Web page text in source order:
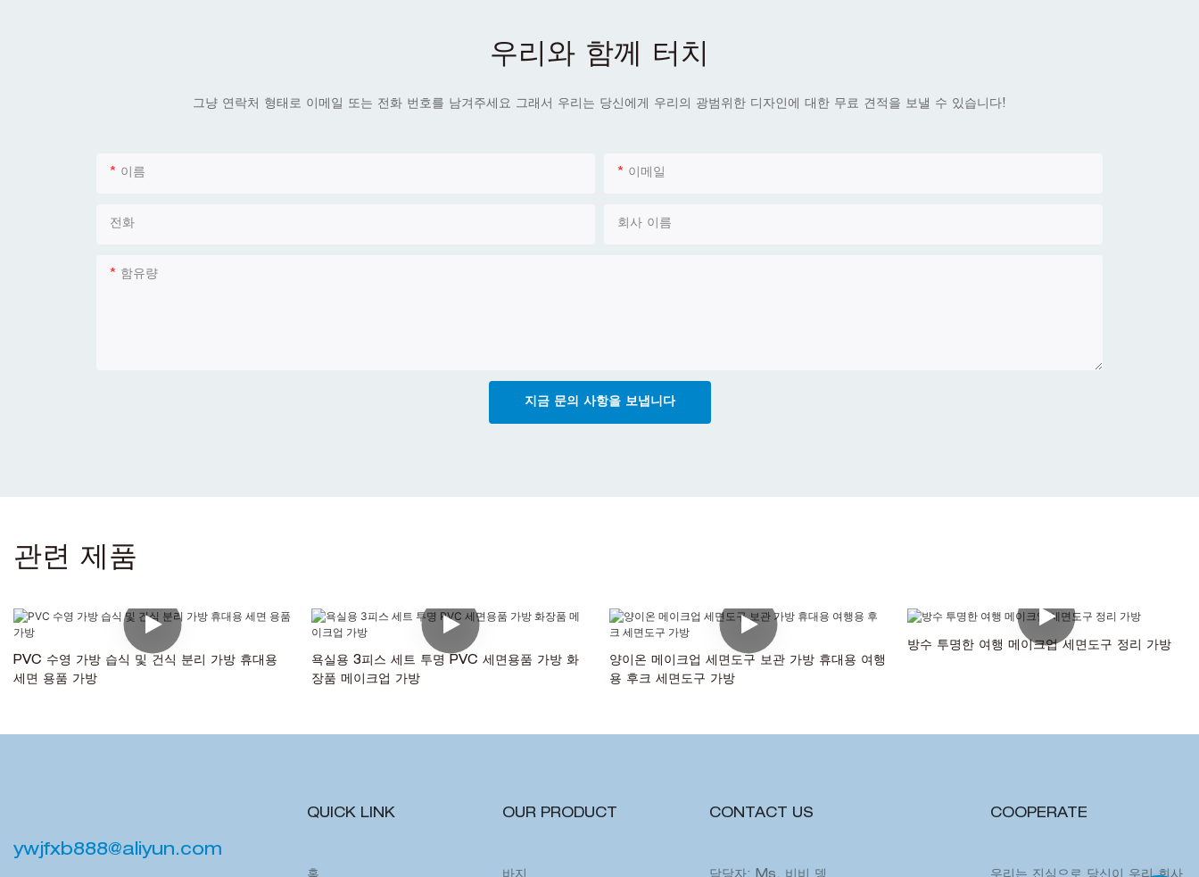
우리와 함께 터치
그냥 연락처 형태로 이메일 또는 전화 번호를 남겨주세요 그래서 우리는 당신에게 우리의 광범위한 디자인에 대한 무료 견적을 보낼 수 있습니다!
이름 이메일
전화 회사 이름
함유량
지금 문의 사항을 보냅니다
관련 제품
PVC 수영 가방 습식 및 건식 분리 가방 휴대용
세면 용품 가방
욕실용 3피스 세트 투명 PVC 세면용품 가방 화
장품 메이크업 가방
양이온 메이크업 세면도구 보관 가방 휴대용 여행
용 후크 세면도구 가방
방수 투명한 여행 메이크업 세면도구 정리 가방
ywjfxb888@aliyun.com
QUICK LINK OUR PRODUCT CONTACT US COOPERATE